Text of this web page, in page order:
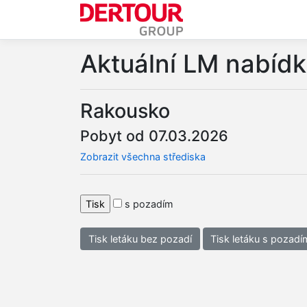
Aktuální LM
Rakousko
Pobyt od 07.03.2026
Zobrazit všechna střediska
s pozadím
Tisk letáku bez pozadí Tisk letáku s